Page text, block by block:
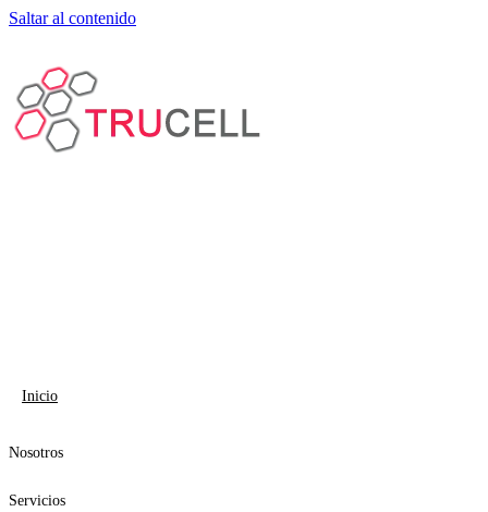
Saltar al contenido
Inicio
Nosotros
Servicios